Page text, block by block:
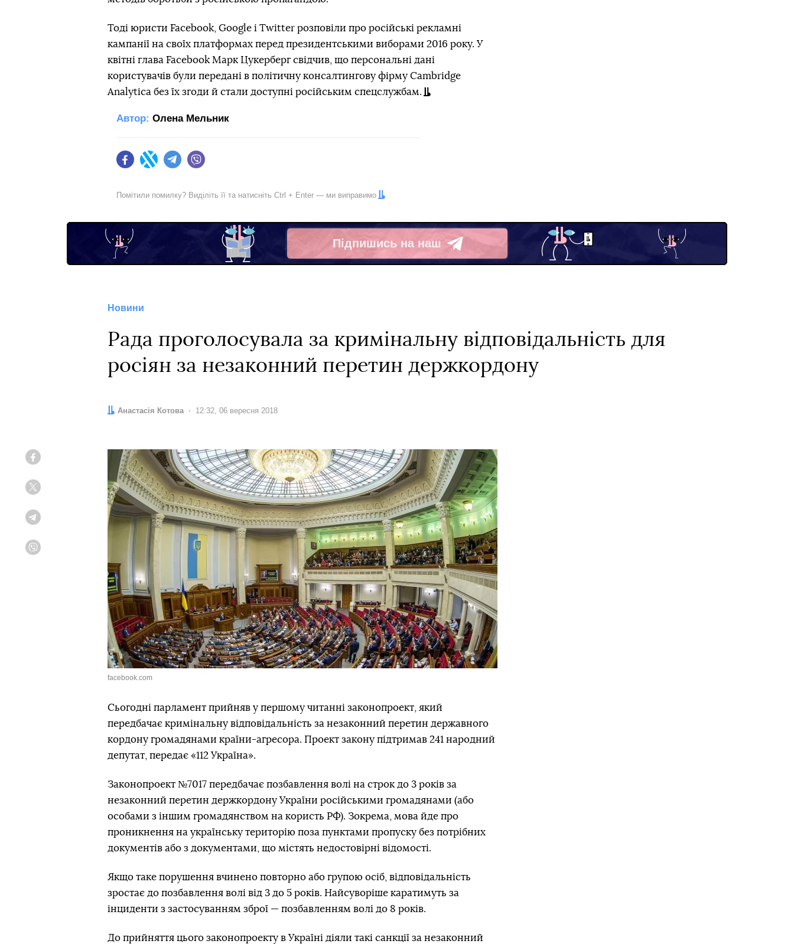
Тоді юристи Facebook, Google і Twitter розповіли про російські рекламні
кампанії на своїх платформах перед президентськими виборами 2016 року. У
квітні глава Facebook Марк Цукерберг свідчив, що персональні дані
користувачів були передані в політичну консалтингову фірму Cambridge
Analytica без їх згоди й стали доступні російським спецслужбам.
Автор: Олена Мельник
FacebookTwitter Telegram
Помітили помилку? Виділіть її та натисніть Ctrl + Enter — ми виправимо
Підпишись на наш
Telegram
Новини
Рада проголосувала за кримінальну відповідальність для
росіян за незаконний перетин держкордону
Автор:
Анастасія Котова Дата:
12:32, 06 вересня 2018
facebook.com
Сьогодні парламент прийняв у першому читанні законопроект, який
передбачає кримінальну відповідальність за незаконний перетин державного
кордону громадянами країни-агресора. Проект закону підтримав 241 народний
депутат, передає «112 Україна».
Законопроект №7017 передбачає позбавлення волі на строк до 3 років за
незаконний перетин держкордону України російськими громадянами (або
особами з іншим громадянством на користь РФ). Зокрема, мова йде про
проникнення на українську територію поза пунктами пропуску без потрібних
документів або з документами, що містять недостовірні відомості.
Якщо таке порушення вчинено повторно або групою осіб, відповідальність
зростає до позбавлення волі від 3 до 5 років. Найсуворіше каратимуть за
інциденти з застосуванням зброї — позбавленням волі до 8 років.
До прийняття цього законопроекту в Україні діяли такі санкції за незаконний